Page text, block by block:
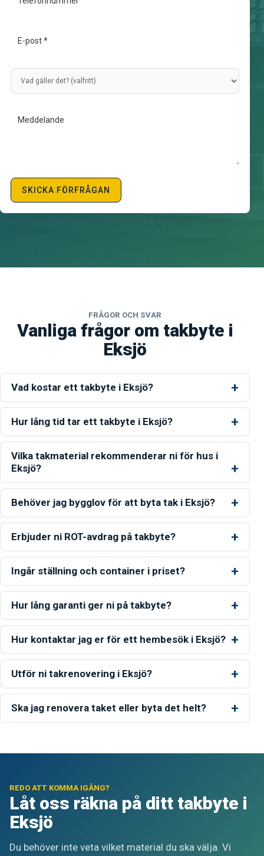
SKICKA FÖRFRÅGAN
FRÅGOR OCH SVAR
Vanliga frågor om takbyte i
Eksjö
Vad kostar ett takbyte i Eksjö?
Hur lång tid tar ett takbyte i Eksjö?
Vilka takmaterial rekommenderar ni för hus i
Eksjö?
Behöver jag bygglov för att byta tak i Eksjö?
Erbjuder ni ROT-avdrag på takbyte?
Ingår ställning och container i priset?
Hur lång garanti ger ni på takbyte?
Hur kontaktar jag er för ett hembesök i Eksjö?
Utför ni takrenovering i Eksjö?
Ska jag renovera taket eller byta det helt?
REDO ATT KOMMA IGÅNG?
Låt oss räkna på ditt takbyte i
Eksjö
Du behöver inte veta vilket material du ska välja. Vi